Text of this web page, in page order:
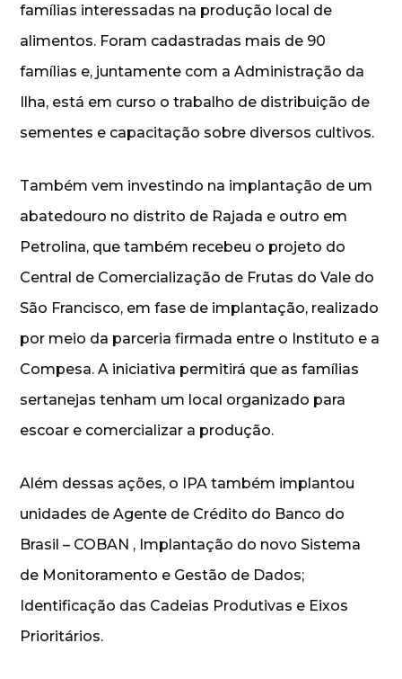
famílias interessadas na produção local de
alimentos. Foram cadastradas mais de 90
famílias e, juntamente com a Administração da
Ilha, está em curso o trabalho de distribuição de
sementes e capacitação sobre diversos cultivos.
Também vem investindo na implantação de um
abatedouro no distrito de Rajada e outro em
Petrolina, que também recebeu o projeto do
Central de Comercialização de Frutas do Vale do
São Francisco, em fase de implantação, realizado
por meio da parceria firmada entre o Instituto e a
Compesa. A iniciativa permitirá que as famílias
sertanejas tenham um local organizado para
escoar e comercializar a produção.
Além dessas ações, o IPA também implantou
unidades de Agente de Crédito do Banco do
Brasil – COBAN , Implantação do novo Sistema
de Monitoramento e Gestão de Dados;
Identificação das Cadeias Produtivas e Eixos
Prioritários.